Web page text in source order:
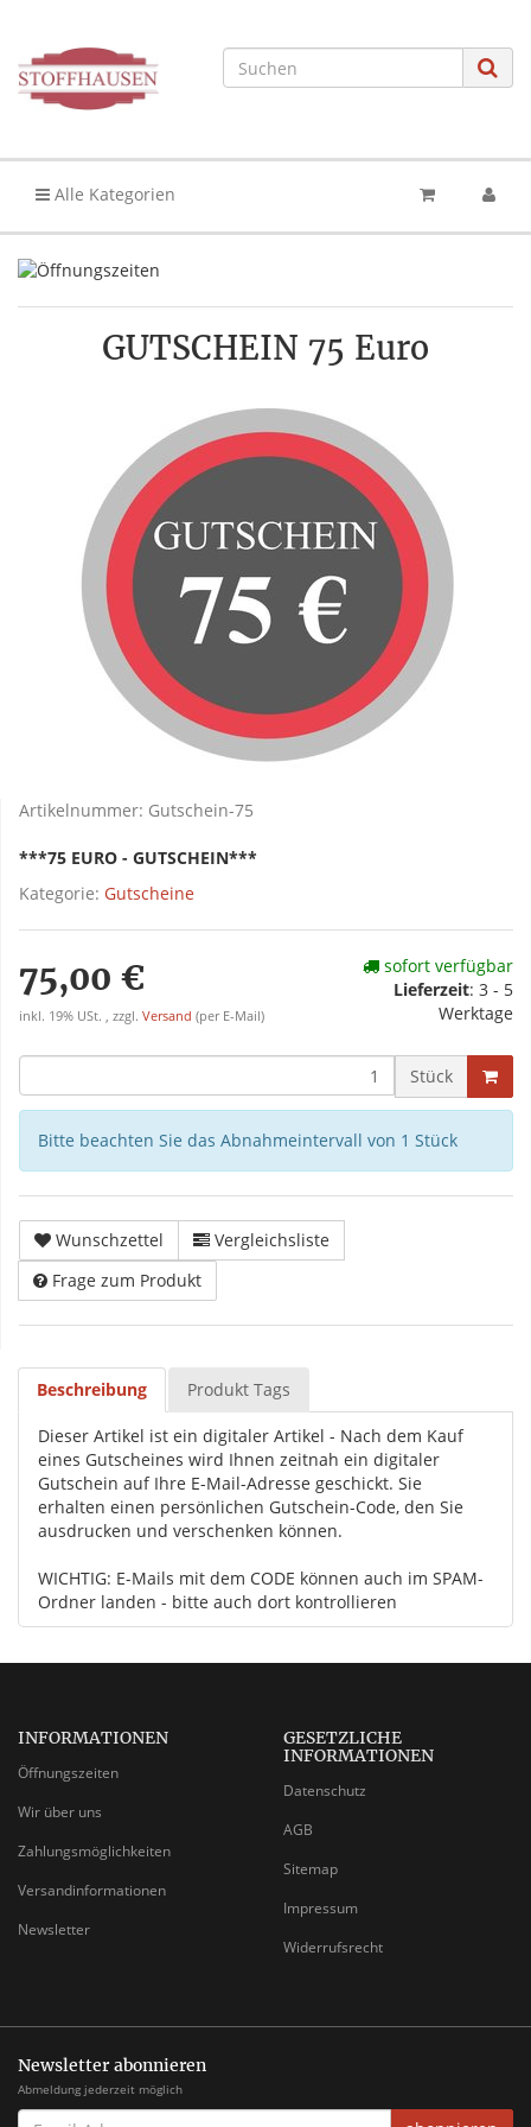
Alle Kategorien
GUTSCHEIN 75 Euro
Artikelnummer: Gutschein-75
***75 EURO - GUTSCHEIN***
Kategorie: Gutscheine
75,00 €
inkl. 19% USt. , zzgl. Versand (per E-Mail)
sofort verfügbar
Lieferzeit: 3 - 5
Werktage
Stück
Bitte beachten Sie das Abnahmeintervall von 1 Stück
Wunschzettel
Vergleichsliste
Frage zum Produkt
Beschreibung Produkt Tags
Dieser Artikel ist ein digitaler Artikel - Nach dem Kauf
eines Gutscheines wird Ihnen zeitnah ein digitaler
Gutschein auf Ihre E-Mail-Adresse geschickt. Sie
erhalten einen persönlichen Gutschein-Code, den Sie
ausdrucken und verschenken können.
WICHTIG: E-Mails mit dem CODE können auch im SPAM-
Ordner landen - bitte auch dort kontrollieren
INFORMATIONEN
Öffnungszeiten
Wir über uns
Zahlungsmöglichkeiten
Versandinformationen
Newsletter
GESETZLICHE
INFORMATIONEN
Datenschutz
AGB
Sitemap
Impressum
Widerrufsrecht
Newsletter abonnieren
Abmeldung jederzeit möglich
EMAIL-